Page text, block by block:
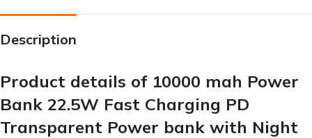
Description
Product details of 10000 mah Power
Bank 22.5W Fast Charging PD
Transparent Power bank with Night